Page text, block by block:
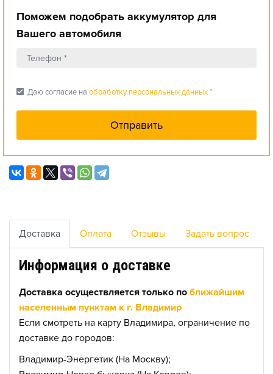
Поможем подобрать аккумулятор для
Вашего автомобиля
check_box Даю согласие на обработку персональных данных*
Доставка Оплата Отзывы Задать вопрос
Информация о доставке
Доставка осуществляется только по ближайшим
населенным пунктам к г. Владимир
Если смотреть на карту Владимира, ограничение по
доставке до городов:
Владимир-Энергетик (На Москву);